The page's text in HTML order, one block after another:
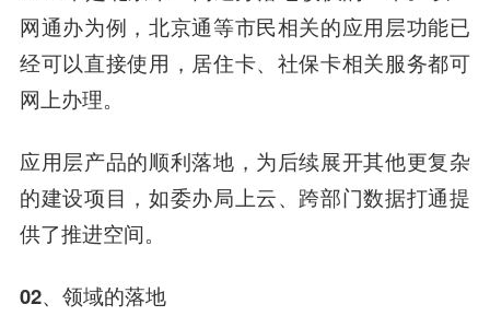
网通办为例，北京通等市民相关的应用层功能已
经可以直接使用，居住卡、社保卡相关服务都可
网上办理。
应用层产品的顺利落地，为后续展开其他更复杂
的建设项目，如委办局上云、跨部门数据打通提
供了推进空间。
02、 领域的落地